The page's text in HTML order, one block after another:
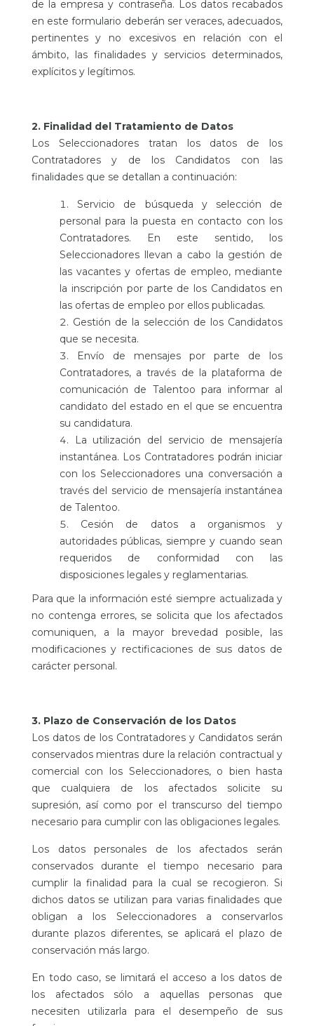
de la empresa y contraseña. Los datos recabados
en este formulario deberán ser veraces, adecuados,
pertinentes y no excesivos en relación con el
ámbito, las finalidades y servicios determinados,
explícitos y legítimos.
2. Finalidad del Tratamiento de Datos
Los Seleccionadores tratan los datos de los
Contratadores y de los Candidatos con las
finalidades que se detallan a continuación:
Servicio de búsqueda y selección de
personal para la puesta en contacto con los
Contratadores. En este sentido, los
Seleccionadores llevan a cabo la gestión de
las vacantes y ofertas de empleo, mediante
la inscripción por parte de los Candidatos en
las ofertas de empleo por ellos publicadas.
Gestión de la selección de los Candidatos
que se necesita.
Envío de mensajes por parte de los
Contratadores, a través de la plataforma de
comunicación de Talentoo para informar al
candidato del estado en el que se encuentra
su candidatura.
La utilización del servicio de mensajería
instantánea. Los Contratadores podrán iniciar
con los Seleccionadores una conversación a
través del servicio de mensajería instantánea
de Talentoo.
Cesión de datos a organismos y
autoridades públicas, siempre y cuando sean
requeridos de conformidad con las
disposiciones legales y reglamentarias.
Para que la información esté siempre actualizada y
no contenga errores, se solicita que los afectados
comuniquen, a la mayor brevedad posible, las
modificaciones y rectificaciones de sus datos de
carácter personal.
3. Plazo de Conservación de los Datos
Los datos de los Contratadores y Candidatos serán
conservados mientras dure la relación contractual y
comercial con los Seleccionadores, o bien hasta
que cualquiera de los afectados solicite su
supresión, así como por el transcurso del tiempo
necesario para cumplir con las obligaciones legales.
Los datos personales de los afectados serán
conservados durante el tiempo necesario para
cumplir la finalidad para la cual se recogieron. Si
dichos datos se utilizan para varias finalidades que
obligan a los Seleccionadores a conservarlos
durante plazos diferentes, se aplicará el plazo de
conservación más largo.
En todo caso, se limitará el acceso a los datos de
los afectados sólo a aquellas personas que
necesiten utilizarla para el desempeño de sus